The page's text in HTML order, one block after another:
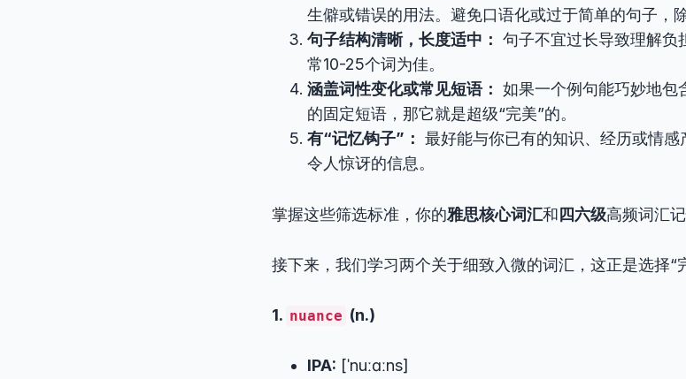
生僻或错误的用法。避免口语化或过于简单的句子，
句子结构清晰，长度适中： 句子不宜过长导致理解负
常10-25个词为佳。
涵盖词性变化或常见短语： 如果一个例句能巧妙地包
的固定短语，那它就是超级“完美”的。
有“记忆钩子”： 最好能与你已有的知识、经历或情感
令人惊讶的信息。
掌握这些筛选标准，你的雅思核心词汇和四六级高频词汇
接下来，我们学习两个关于细致入微的词汇，这正是选择“
1. nuance (n.)
IPA: [ˈnuːɑːns]